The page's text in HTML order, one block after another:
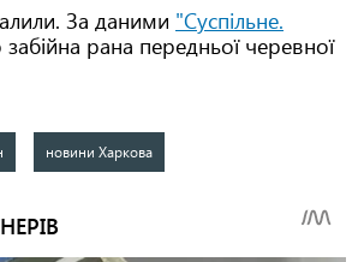
За даними "Суспільне.
забійна рана передньої черевної
новини Харкова